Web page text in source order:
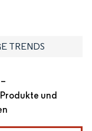
TRENDS
und